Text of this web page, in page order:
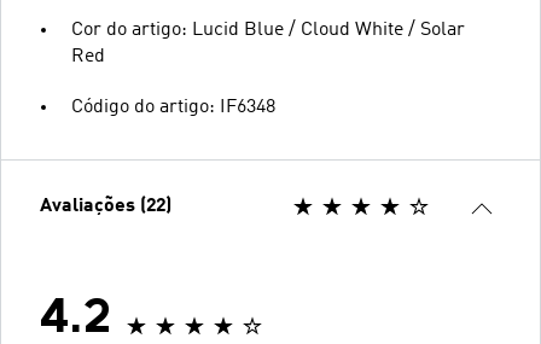
Cor do artigo: Lucid Blue / Cloud White / Solar
Red
Código do artigo: IF6348
Avaliações (22)
4.2